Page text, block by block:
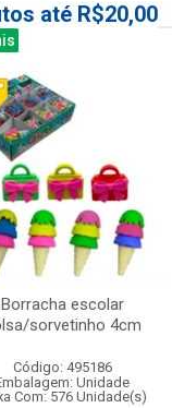
até R$20,00
Borracha escolar
sorvetinho 4cm
Código: 495186
Unidade
Com: 576 Unidade(s)